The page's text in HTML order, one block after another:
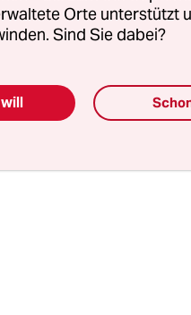
vor gut sieben
Amtsmissbrauch
Weniger als 24
Mittwoch mit einem
Orte unterstützt
Sind Sie dabei?